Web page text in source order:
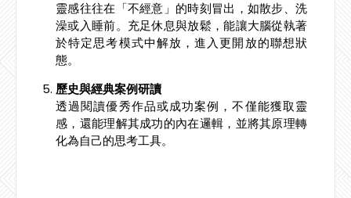
靈感往往在「不經意」的時刻冒出，如散步、洗
澡或入睡前。充足休息與放鬆，能讓大腦從執著
於特定思考模式中解放，進入更開放的聯想狀
態。
歷史與經典案例研讀
透過閱讀優秀作品或成功案例，不僅能獲取靈
感，還能理解其成功的內在邏輯，並將其原理轉
化為自己的思考工具。